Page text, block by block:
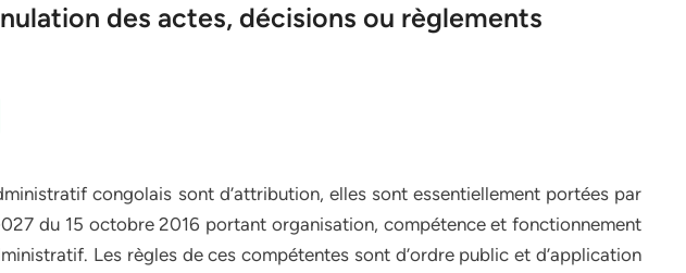
des actes, décisions ou règlements
congolais sont d’attribution, elles sont essentiellement portées par
du 15 octobre 2016 portant organisation, compétence et fonctionnement
Les règles de ces compétentes sont d’ordre public et d’application